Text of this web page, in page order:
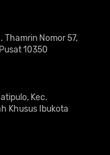
Thamrin Nomor 57,
10350
Kec.
Khusus Ibukota